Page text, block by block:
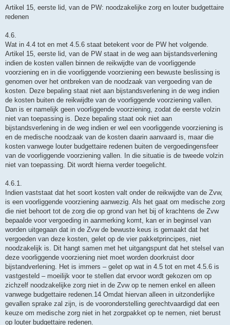
Artikel 15, eerste lid, van de PW: noodzakelijke zorg en louter budgettaire
redenen
4.6.
Wat in 4.4 tot en met 4.5.6 staat betekent voor de PW het volgende.
Artikel 15, eerste lid, van de PW staat in de weg aan bijstandsverlening
indien de kosten vallen binnen de reikwijdte van de voorliggende
voorziening en in die voorliggende voorziening een bewuste beslissing is
genomen over het ontbreken van de noodzaak van vergoeding van de
kosten. Deze bepaling staat niet aan bijstandsverlening in de weg indien
de kosten buiten de reikwijdte van de voorliggende voorziening vallen.
Dan is er namelijk geen voorliggende voorziening, zodat de eerste volzin
niet van toepassing is. Deze bepaling staat ook niet aan
bijstandsverlening in de weg indien er wel een voorliggende voorziening is
en de medische noodzaak van de kosten daarin aanvaard is, maar die
kosten vanwege louter budgettaire redenen buiten de vergoedingensfeer
van de voorliggende voorziening vallen. In die situatie is de tweede volzin
niet van toepassing. Dit wordt hierna verder toegelicht.
4.6.1.
Indien vaststaat dat het soort kosten valt onder de reikwijdte van de Zvw,
is een voorliggende voorziening aanwezig. Als het gaat om medische zorg
die niet behoort tot de zorg die op grond van het bij of krachtens de Zvw
bepaalde voor vergoeding in aanmerking komt, kan er in beginsel van
worden uitgegaan dat in de Zvw de bewuste keus is gemaakt dat het
vergoeden van deze kosten, gelet op de vier pakketprincipes, niet
noodzakelijk is. Dit hangt samen met het uitgangspunt dat het stelsel van
deze voorliggende voorziening niet moet worden doorkruist door
bijstandverlening. Het is immers – gelet op wat in 4.5 tot en met 4.5.6 is
vastgesteld – moeilijk voor te stellen dat ervoor wordt gekozen om op
zichzelf noodzakelijke zorg niet in de Zvw op te nemen enkel en alleen
vanwege budgettaire redenen.14 Omdat hiervan alleen in uitzonderlijke
gevallen sprake zal zijn, is de vooronderstelling gerechtvaardigd dat een
keuze om medische zorg niet in het zorgpakket op te nemen, niet berust
op louter budgettaire redenen.